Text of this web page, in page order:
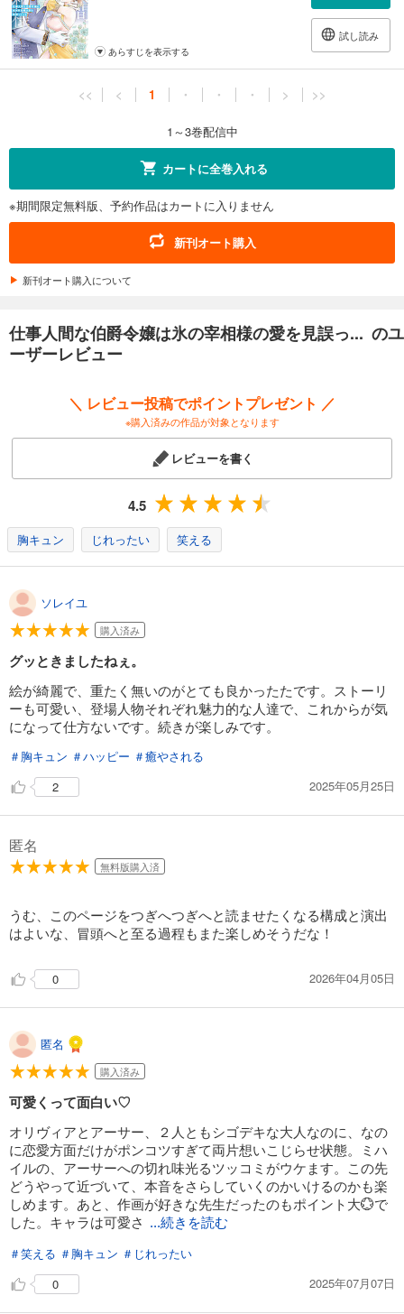
試し読み
あらすじを表示する
<< < 1 ・ ・ ・ > >>
1～3巻配信中
カートに全巻入れる
※期間限定無料版、予約作品はカートに入りません
新刊オート購入
新刊オート購入について
仕事人間な伯爵令嬢は氷の宰相様の愛を見誤っ... のユ
ーザーレビュー
＼ レビュー投稿でポイントプレゼント ／
※購入済みの作品が対象となります
レビューを書く
4.5
胸キュン じれったい 笑える
ソレイユ
購入済み
グッときましたねぇ。
絵が綺麗で、重たく無いのがとても良かったたです。ストーリ
ーも可愛い、登場人物それぞれ魅力的な人達で、これからが気
になって仕方ないです。続きが楽しみです。
＃胸キュン ＃ハッピー ＃癒やされる
2
2025年05月25日
匿名
無料版購入済
うむ、このページをつぎへつぎへと読ませたくなる構成と演出
はよいな、冒頭へと至る過程もまた楽しめそうだな！
0 2026年04月05日
匿名
購入済み
可愛くって面白い♡
オリヴィアとアーサー、２人ともシゴデキな大人なのに、なの
に恋愛方面だけがポンコツすぎて両片想いこじらせ状態。ミハ
イルの、アーサーへの切れ味光るツッコミがウケます。この先
どうやって近づいて、本音をさらしていくのかいけるのかも楽
しめます。あと、作画が好きな先生だったのもポイント大💮で
した。キャラは可愛さ
...続きを読む
＃笑える ＃胸キュン ＃じれったい
0
2025年07月07日